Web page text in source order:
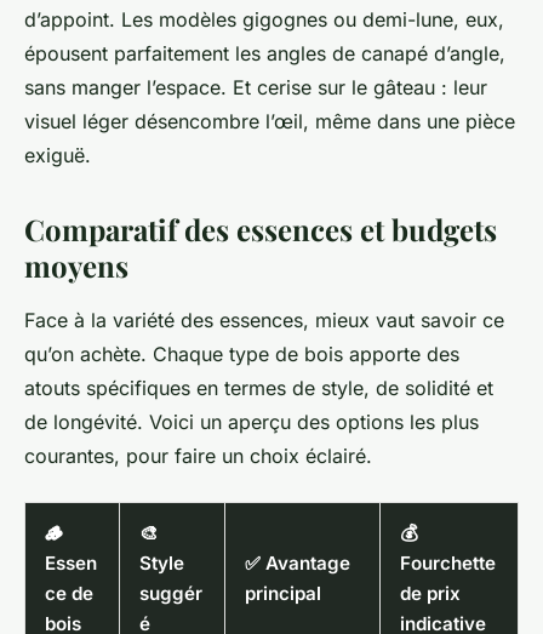
d’appoint. Les modèles gigognes ou demi-lune, eux,
épousent parfaitement les angles de canapé d’angle,
sans manger l’espace. Et cerise sur le gâteau : leur
visuel léger désencombre l’œil, même dans une pièce
exiguë.
Comparatif des essences et budgets
moyens
Face à la variété des essences, mieux vaut savoir ce
qu’on achète. Chaque type de bois apporte des
atouts spécifiques en termes de style, de solidité et
de longévité. Voici un aperçu des options les plus
courantes, pour faire un choix éclairé.
🪵
Essen
ce de
bois
🎨
Style
suggér
é
✅ Avantage
principal
💰
Fourchette
de prix
indicative